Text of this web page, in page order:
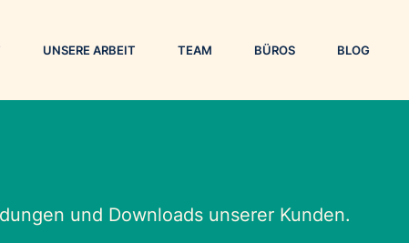
UNSERE ARBEIT TEAM BÜROS BLOG
und Downloads unserer Kunden.